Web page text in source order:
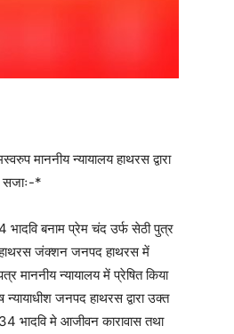
माननीय न्यायालय हाथरस द्वारा
सजाः-*
बनाम प्रेम चंद उर्फ सेठी पुत्र
हाथरस जंक्शन जनपद हाथरस में
माननीय न्यायालय में प्रेषित किया
जनपद हाथरस द्वारा उक्त
भादवि मे आजीवन कारावास तथा